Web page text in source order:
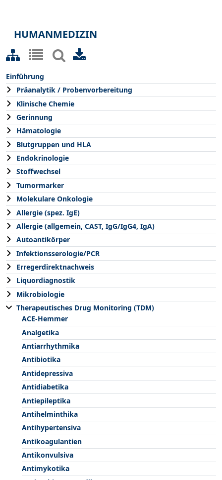
HUMANMEDIZIN
Einführung
Präanalytik / Probenvorbereitung
Klinische Chemie
Gerinnung
Hämatologie
Blutgruppen und HLA
Endokrinologie
Stoffwechsel
Tumormarker
Molekulare Onkologie
Allergie (spez. IgE)
Allergie (allgemein, CAST, IgG/IgG4, IgA)
Autoantikörper
Infektionsserologie/PCR
Erregerdirektnachweis
Liquordiagnostik
Mikrobiologie
Therapeutisches Drug Monitoring (TDM)
ACE-Hemmer
Analgetika
Antiarrhythmika
Antibiotika
Antidepressiva
Antidiabetika
Antiepileptika
Antihelminthika
Antihypertensiva
Antikoagulantien
Antikonvulsiva
Antimykotika